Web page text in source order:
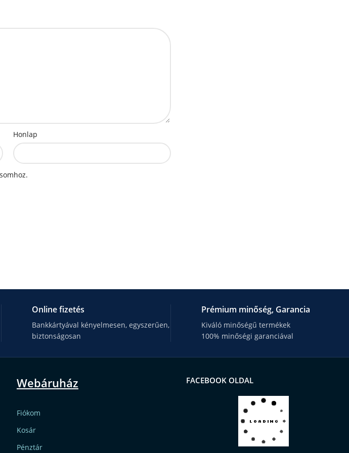
Honlap
Online fizetés
Bankkártyával kényelmesen, egyszerűen,
biztonságosan
Prémium minőség, Garancia
Kiváló minőségű termékek
100% minőségi garanciával
Webáruház
Fiókom
Kosár
Pénztár
FACEBOOK OLDAL